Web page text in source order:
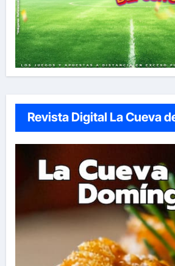
Revista Digital La Cueva